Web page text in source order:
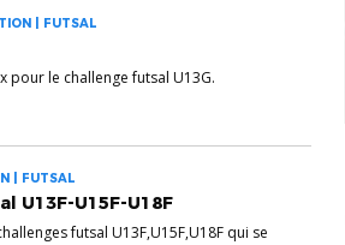
| FUTSAL
pour le challenge futsal U13G.
| FUTSAL
U13F-U15F-U18F
futsal U13F,U15F,U18F qui se